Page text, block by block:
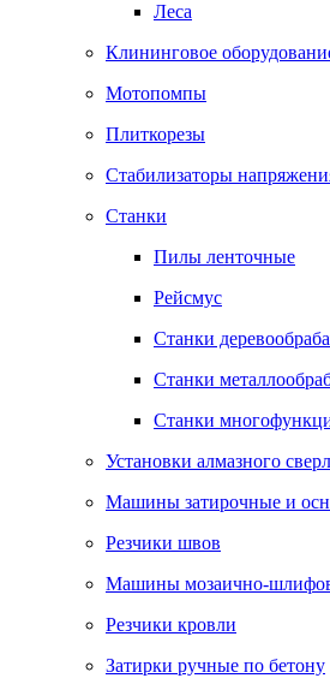
Леса
Клининговое
Мотопомпы
Плиткорезы
Стабилизаторы
Станки
Пилы ленточные
Рейсмус
Станки
Станки
Станки
Установки алмазного
Машины затирочные и
Резчики швов
Машины мозаично-
Резчики кровли
Затирки ручные по бетону